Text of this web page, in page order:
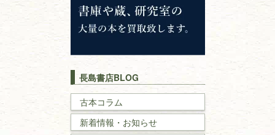
イスラム教
キリスト教
戦記・戦史
国文学・国語学
長島書店BLOG
古本コラム
新着情報・お知らせ